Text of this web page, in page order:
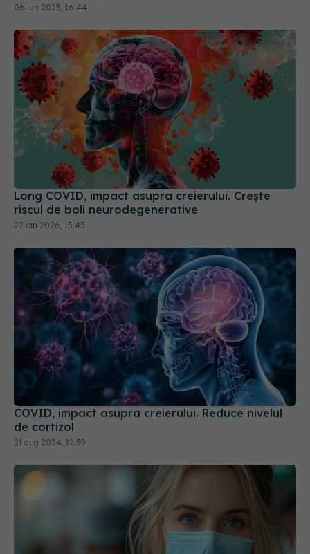
06 iun 2025, 16:44
Long COVID, impact asupra creierului. Crește
riscul de boli neurodegenerative
22 ian 2026, 15:43
COVID, impact asupra creierului. Reduce nivelul
de cortizol
21 aug 2024, 12:59